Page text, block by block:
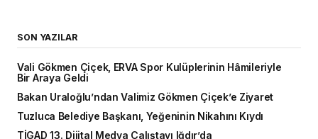
SON YAZILAR
Vali Gökmen Çiçek, ERVA Spor Kulüplerinin Hâmileriyle
Bir Araya Geldi
Bakan Uraloğlu’ndan Valimiz Gökmen Çiçek’e Ziyaret
Tuzluca Belediye Başkanı, Yeğeninin Nikahını Kıydı
TİGAD 13. Dijital Medya Çalıştayı Iğdır’da